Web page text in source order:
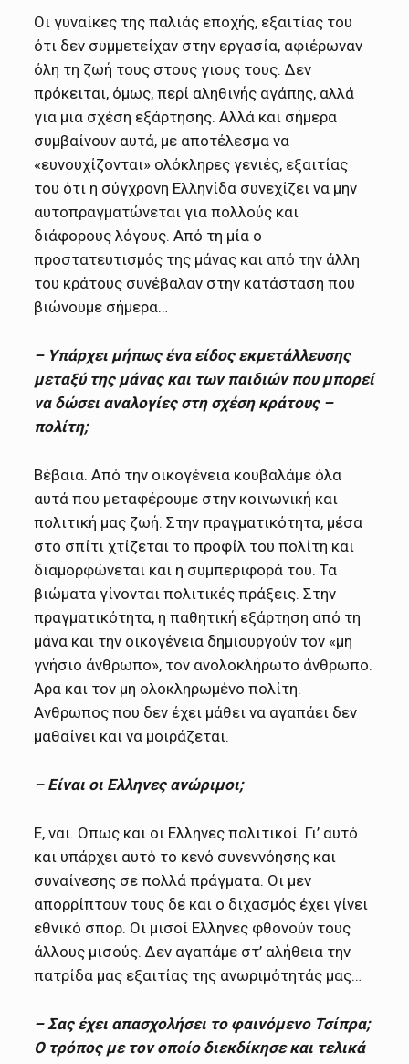
Οι γυναίκες της παλιάς εποχής, εξαιτίας του
ότι δεν συμμετείχαν στην εργασία, αφιέρωναν
όλη τη ζωή τους στους γιους τους. Δεν
πρόκειται, όμως, περί αληθινής αγάπης, αλλά
για μια σχέση εξάρτησης. Αλλά και σήμερα
συμβαίνουν αυτά, με αποτέλεσμα να
«ευνουχίζονται» ολόκληρες γενιές, εξαιτίας
του ότι η σύγχρονη Ελληνίδα συνεχίζει να μην
αυτοπραγματώνεται για πολλούς και
διάφορους λόγους. Από τη μία ο
προστατευτισμός της μάνας και από την άλλη
του κράτους συνέβαλαν στην κατάσταση που
βιώνουμε σήμερα…
– Υπάρχει μήπως ένα είδος εκμετάλλευσης
μεταξύ της μάνας και των παιδιών που μπορεί
να δώσει αναλογίες στη σχέση κράτους –
πολίτη;
Βέβαια. Από την οικογένεια κουβαλάμε όλα
αυτά που μεταφέρουμε στην κοινωνική και
πολιτική μας ζωή. Στην πραγματικότητα, μέσα
στο σπίτι χτίζεται το προφίλ του πολίτη και
διαμορφώνεται και η συμπεριφορά του. Τα
βιώματα γίνονται πολιτικές πράξεις. Στην
πραγματικότητα, η παθητική εξάρτηση από τη
μάνα και την οικογένεια δημιουργούν τον «μη
γνήσιο άνθρωπο», τον ανολοκλήρωτο άνθρωπο.
Αρα και τον μη ολοκληρωμένο πολίτη.
Ανθρωπος που δεν έχει μάθει να αγαπάει δεν
μαθαίνει και να μοιράζεται.
– Είναι οι Ελληνες ανώριμοι;
Ε, ναι. Οπως και οι Ελληνες πολιτικοί. Γι’ αυτό
και υπάρχει αυτό το κενό συνεννόησης και
συναίνεσης σε πολλά πράγματα. Οι μεν
απορρίπτουν τους δε και ο διχασμός έχει γίνει
εθνικό σπορ. Οι μισοί Ελληνες φθονούν τους
άλλους μισούς. Δεν αγαπάμε στ’ αλήθεια την
πατρίδα μας εξαιτίας της ανωριμότητάς μας…
– Σας έχει απασχολήσει το φαινόμενο Τσίπρα;
Ο τρόπος με τον οποίο διεκδίκησε και τελικά